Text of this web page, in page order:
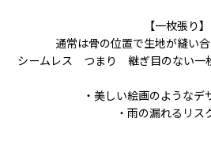
【一枚張り】
通常は骨の位置で生地が縫い
シームレス つまり 継ぎ目のない一枚
・美しい絵画のようなデ
・雨の漏れるリス